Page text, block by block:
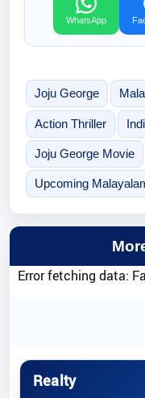
WhatsApp
Joju George
Action Thriller
Joju George Movie
Upcoming
Error fetching data:
Realty